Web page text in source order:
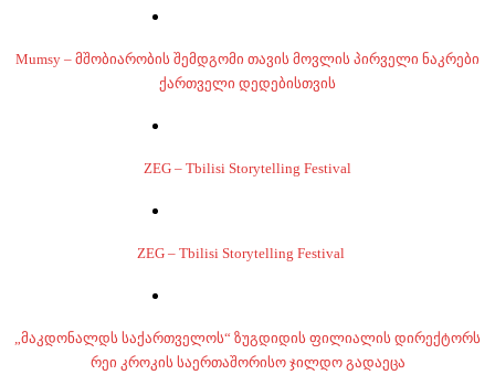
Mumsy – მშობიარობის შემდგომი თავის მოვლის პირველი ნაკრები
ქართველი დედებისთვის
ZEG – Tbilisi Storytelling Festival
ZEG – Tbilisi Storytelling Festival
„მაკდონალდს საქართველოს“ ზუგდიდის ფილიალის დირექტორს
რეი კროკის საერთაშორისო ჯილდო გადაეცა